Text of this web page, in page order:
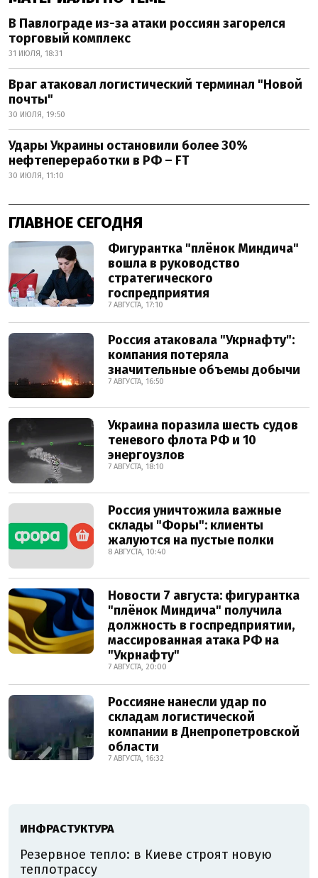
В Павлограде из-за атаки россиян загорелся
торговый комплекс
31 ИЮЛЯ, 18:31
Враг атаковал логистический терминал "Новой
почты"
30 ИЮЛЯ, 19:50
Удары Украины остановили более 30%
нефтепереработки в РФ – FT
30 ИЮЛЯ, 11:10
ГЛАВНОЕ СЕГОДНЯ
Фигурантка "плёнок Миндича"
вошла в руководство
стратегического
госпредприятия
7 АВГУСТА, 17:10
Россия атаковала "Укрнафту":
компания потеряла
значительные объемы добычи
7 АВГУСТА, 16:50
Украина поразила шесть судов
теневого флота РФ и 10
энергоузлов
7 АВГУСТА, 18:10
Россия уничтожила важные
склады "Форы": клиенты
жалуются на пустые полки
8 АВГУСТА, 10:40
Новости 7 августа: фигурантка
"плёнок Миндича" получила
должность в госпредприятии,
массированная атака РФ на
"Укрнафту"
7 АВГУСТА, 20:00
Россияне нанесли удар по
складам логистической
компании в Днепропетровской
области
7 АВГУСТА, 16:32
ИНФРАСТУКТУРА
Резервное тепло: в Киеве строят новую
теплотрассу